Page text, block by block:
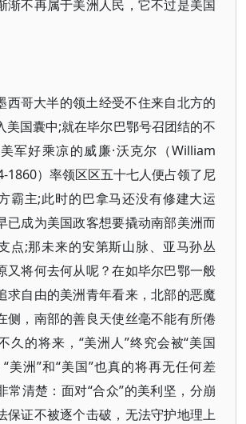
渐不再属于美洲人民，它不过是美国
西哥大半的领土经受不住来自北方的
美国囊中;就在毕尔巴鄂号召团结的不
军好乘凉的威廉·沃克尔（William
1860）率领区区五十七人便占领了尼
霸主;此时的巴拿马还没有修建大运
已成为美国政客想要撬动南部美洲而
点;那未来的安第斯山脉、亚马孙丛
又将何去何从呢？在如毕尔巴鄂一般
求自由的美洲青年看来，北部的恶魔
侧，南部的善良天使丝毫不能有所倦
久的将来，“美洲人”终究会被“美国
美洲”和“美国”也真的将再无任何差
常清楚：面对“合众”的美利坚，分崩
保证不被逐个击破，无法守护地理上